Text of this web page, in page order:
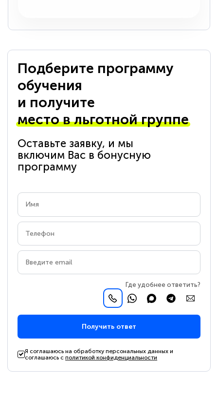
Подберите программу
обучения
и получите
место в льготной группе
Оставьте заявку, и мы
включим Вас в бонусную
программу
Где удобнее ответить?
Получить ответ
Я соглашаюсь на обработку персональных данных и
соглашаюсь сполитикой конфиденциальности